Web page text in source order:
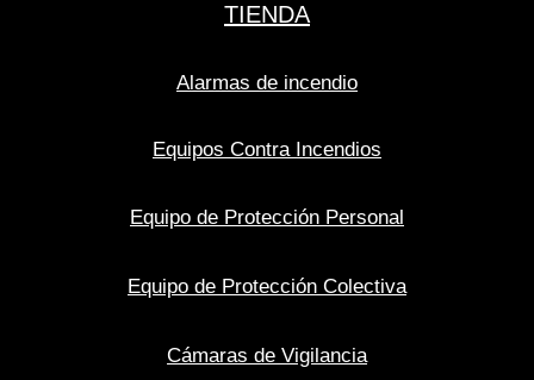
TIENDA
Alarmas de incendio
Equipos Contra Incendios
Equipo de Protección Personal
Equipo de Protección Colectiva
Cámaras de Vigilancia